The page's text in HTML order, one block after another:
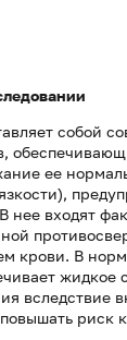
собой
ее
нее входят
крови. В
жидкое
вследствие
риск